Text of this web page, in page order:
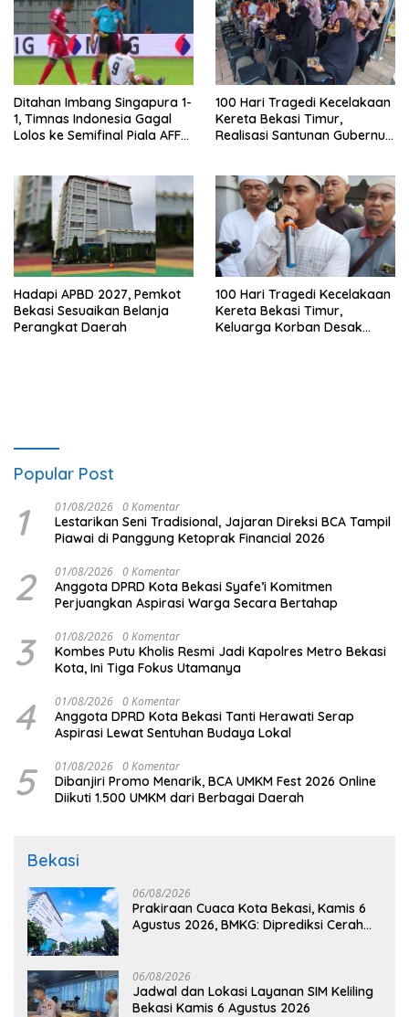
Ditahan Imbang Singapura 1-
1, Timnas Indonesia Gagal
Lolos ke Semifinal Piala AFF
100 Hari Tragedi Kecelakaan
Kereta Bekasi Timur,
Realisasi Santunan Gubernur
Hadapi APBD 2027, Pemkot
Bekasi Sesuaikan Belanja
Perangkat Daerah
100 Hari Tragedi Kecelakaan
Kereta Bekasi Timur,
Keluarga Korban Desak
Popular Post
1 01/08/2026 0 Komentar
Lestarikan Seni Tradisional, Jajaran Direksi BCA Tampil
Piawai di Panggung Ketoprak Financial 2026
2 01/08/2026 0 Komentar
Anggota DPRD Kota Bekasi Syafe’i Komitmen
Perjuangkan Aspirasi Warga Secara Bertahap
3 01/08/2026 0 Komentar
Kombes Putu Kholis Resmi Jadi Kapolres Metro Bekasi
Kota, Ini Tiga Fokus Utamanya
4 01/08/2026 0 Komentar
Anggota DPRD Kota Bekasi Tanti Herawati Serap
Aspirasi Lewat Sentuhan Budaya Lokal
5 01/08/2026 0 Komentar
Dibanjiri Promo Menarik, BCA UMKM Fest 2026 Online
Diikuti 1.500 UMKM dari Berbagai Daerah
Bekasi
06/08/2026
Prakiraan Cuaca Kota Bekasi, Kamis 6
Agustus 2026, BMKG: Diprediksi Cerah
06/08/2026
Jadwal dan Lokasi Layanan SIM Keliling
Bekasi Kamis 6 Agustus 2026